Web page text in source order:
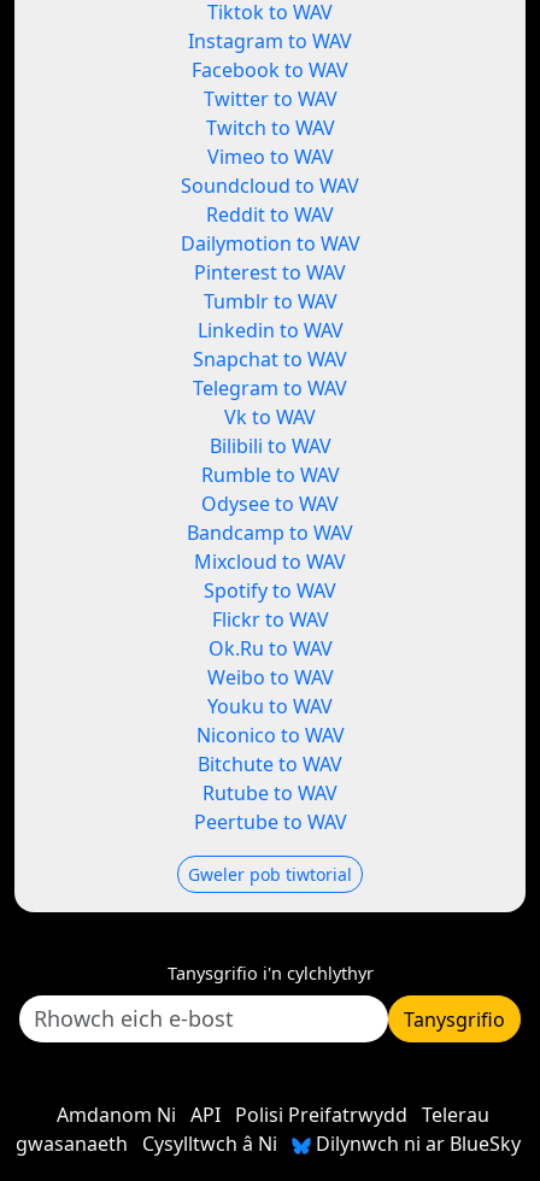
Tiktok to WAV
Instagram to WAV
Facebook to WAV
Twitter to WAV
Twitch to WAV
Vimeo to WAV
Soundcloud to WAV
Reddit to WAV
Dailymotion to WAV
Pinterest to WAV
Tumblr to WAV
Linkedin to WAV
Snapchat to WAV
Telegram to WAV
Vk to WAV
Bilibili to WAV
Rumble to WAV
Odysee to WAV
Bandcamp to WAV
Mixcloud to WAV
Spotify to WAV
Flickr to WAV
Ok.Ru to WAV
Weibo to WAV
Youku to WAV
Niconico to WAV
Bitchute to WAV
Rutube to WAV
Peertube to WAV
Gweler pob tiwtorial
Tanysgrifio i'n cylchlythyr
Tanysgrifio
Amdanom Ni API Polisi Preifatrwydd Telerau
gwasanaeth
Cysylltwch â Ni
Dilynwch ni ar BlueSky